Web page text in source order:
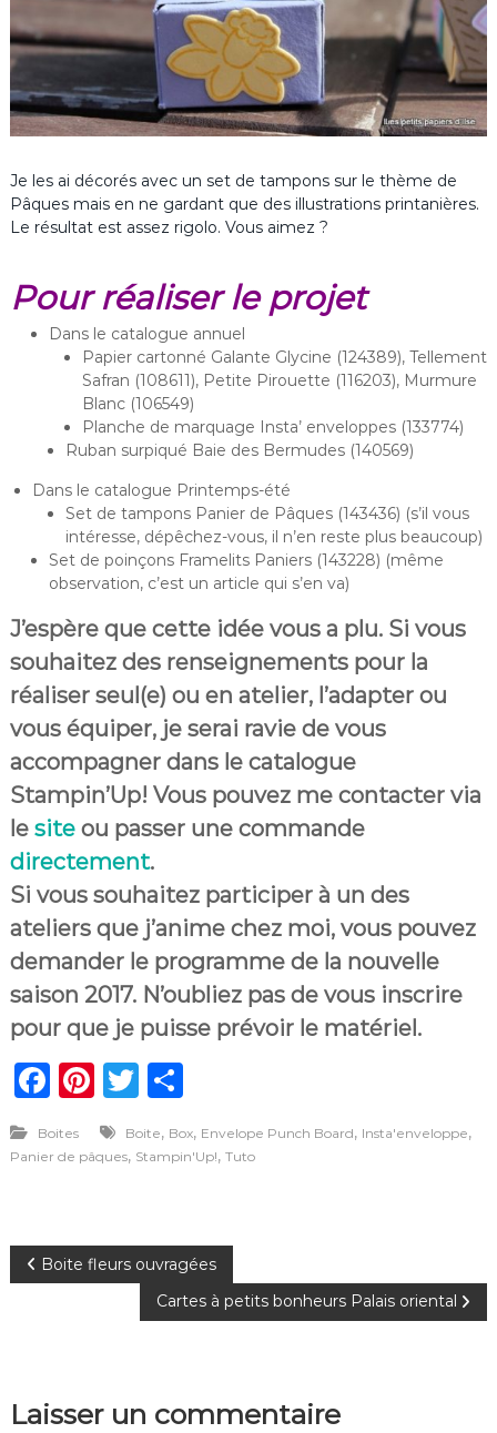
Je les ai décorés avec un set de tampons sur le thème de
Pâques mais en ne gardant que des illustrations printanières.
Le résultat est assez rigolo. Vous aimez ?
Pour réaliser le projet
Dans le catalogue annuel
Papier cartonné Galante Glycine (124389), Tellement
Safran (108611), Petite Pirouette (116203), Murmure
Blanc (106549)
Planche de marquage Insta’ enveloppes (133774)
Ruban surpiqué Baie des Bermudes (140569)
Dans le catalogue Printemps-été
Set de tampons Panier de Pâques (143436) (s’il vous
intéresse, dépêchez-vous, il n’en reste plus beaucoup)
Set de poinçons Framelits Paniers (143228) (même
observation, c’est un article qui s’en va)
J’espère que cette idée vous a plu. Si vous
souhaitez des renseignements pour la
réaliser seul(e) ou en atelier, l’adapter ou
vous équiper, je serai ravie de vous
accompagner dans le catalogue
Stampin’Up! Vous pouvez me contacter via
le siteou passer une commande
directement.
Si vous souhaitez participer à un des
ateliers que j’anime chez moi, vous pouvez
demander le programme de la nouvelle
saison 2017. N’oubliez pas de vous inscrire
pour que je puisse prévoir le matériel.
F
c
o
o
Pi
n
te
T
it
P
ta
Boites Boite, Box, Envelope Punch Board, Insta'enveloppe,
Panier de pâques, Stampin'Up!, Tuto
N
i
Boite fleurs ouvragées
Cartes à petits bonheurs Palais oriental
Laisser un commentaire